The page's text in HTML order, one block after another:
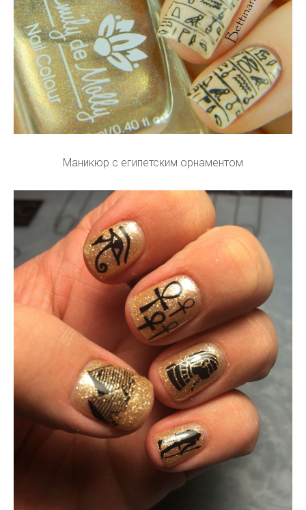
Маникюр с египетским орнаментом